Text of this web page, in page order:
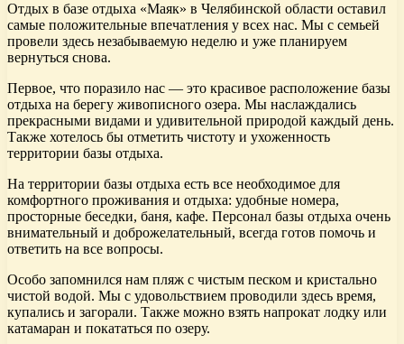
Отдых в базе отдыха «Маяк» в Челябинской области оставил
самые положительные впечатления у всех нас. Мы с семьей
провели здесь незабываемую неделю и уже планируем
вернуться снова.
Первое, что поразило нас — это красивое расположение базы
отдыха на берегу живописного озера. Мы наслаждались
прекрасными видами и удивительной природой каждый день.
Также хотелось бы отметить чистоту и ухоженность
территории базы отдыха.
На территории базы отдыха есть все необходимое для
комфортного проживания и отдыха: удобные номера,
просторные беседки, баня, кафе. Персонал базы отдыха очень
внимательный и доброжелательный, всегда готов помочь и
ответить на все вопросы.
Особо запомнился нам пляж с чистым песком и кристально
чистой водой. Мы с удовольствием проводили здесь время,
купались и загорали. Также можно взять напрокат лодку или
катамаран и покататься по озеру.